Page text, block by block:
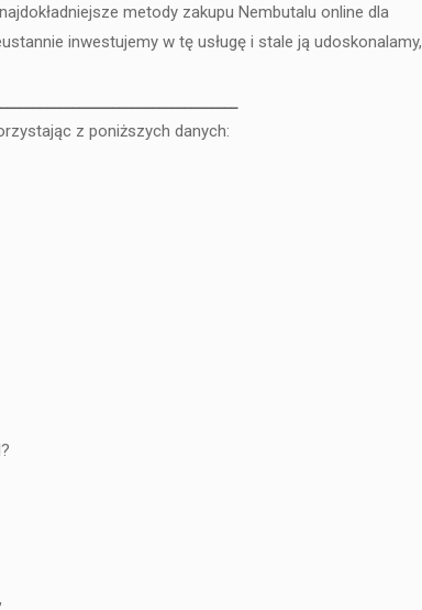
metody zakupu Nembutalu online dla
inwestujemy w tę usługę i stale ją udoskonalamy,
z poniższych danych: